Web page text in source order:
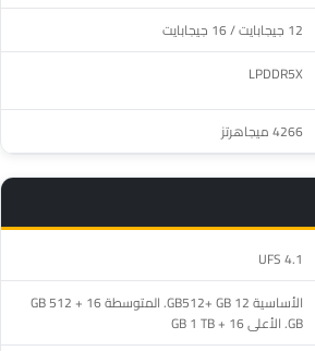
12 جيجابايت / 16 جيجابايت
LPDDR5X
4266 ميجاهرتز
UFS 4.1
الأساسية 12 GB512+ GB. المتوسطة 16 GB 512 +
GB. الأعلى 16 + GB 1 TB